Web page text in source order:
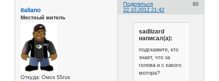
Поделиться
60
22.10.2012 21:42
italiano
Местный житель
Откуда: Омск 55rus
sadlizard
написал(а):
подскажите, кто
знает, что за
голова и с какого
мотора?